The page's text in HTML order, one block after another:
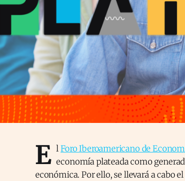
E lForo Iberoamericano de
economía plateada como
económica. Por ello, se llevará a cabo